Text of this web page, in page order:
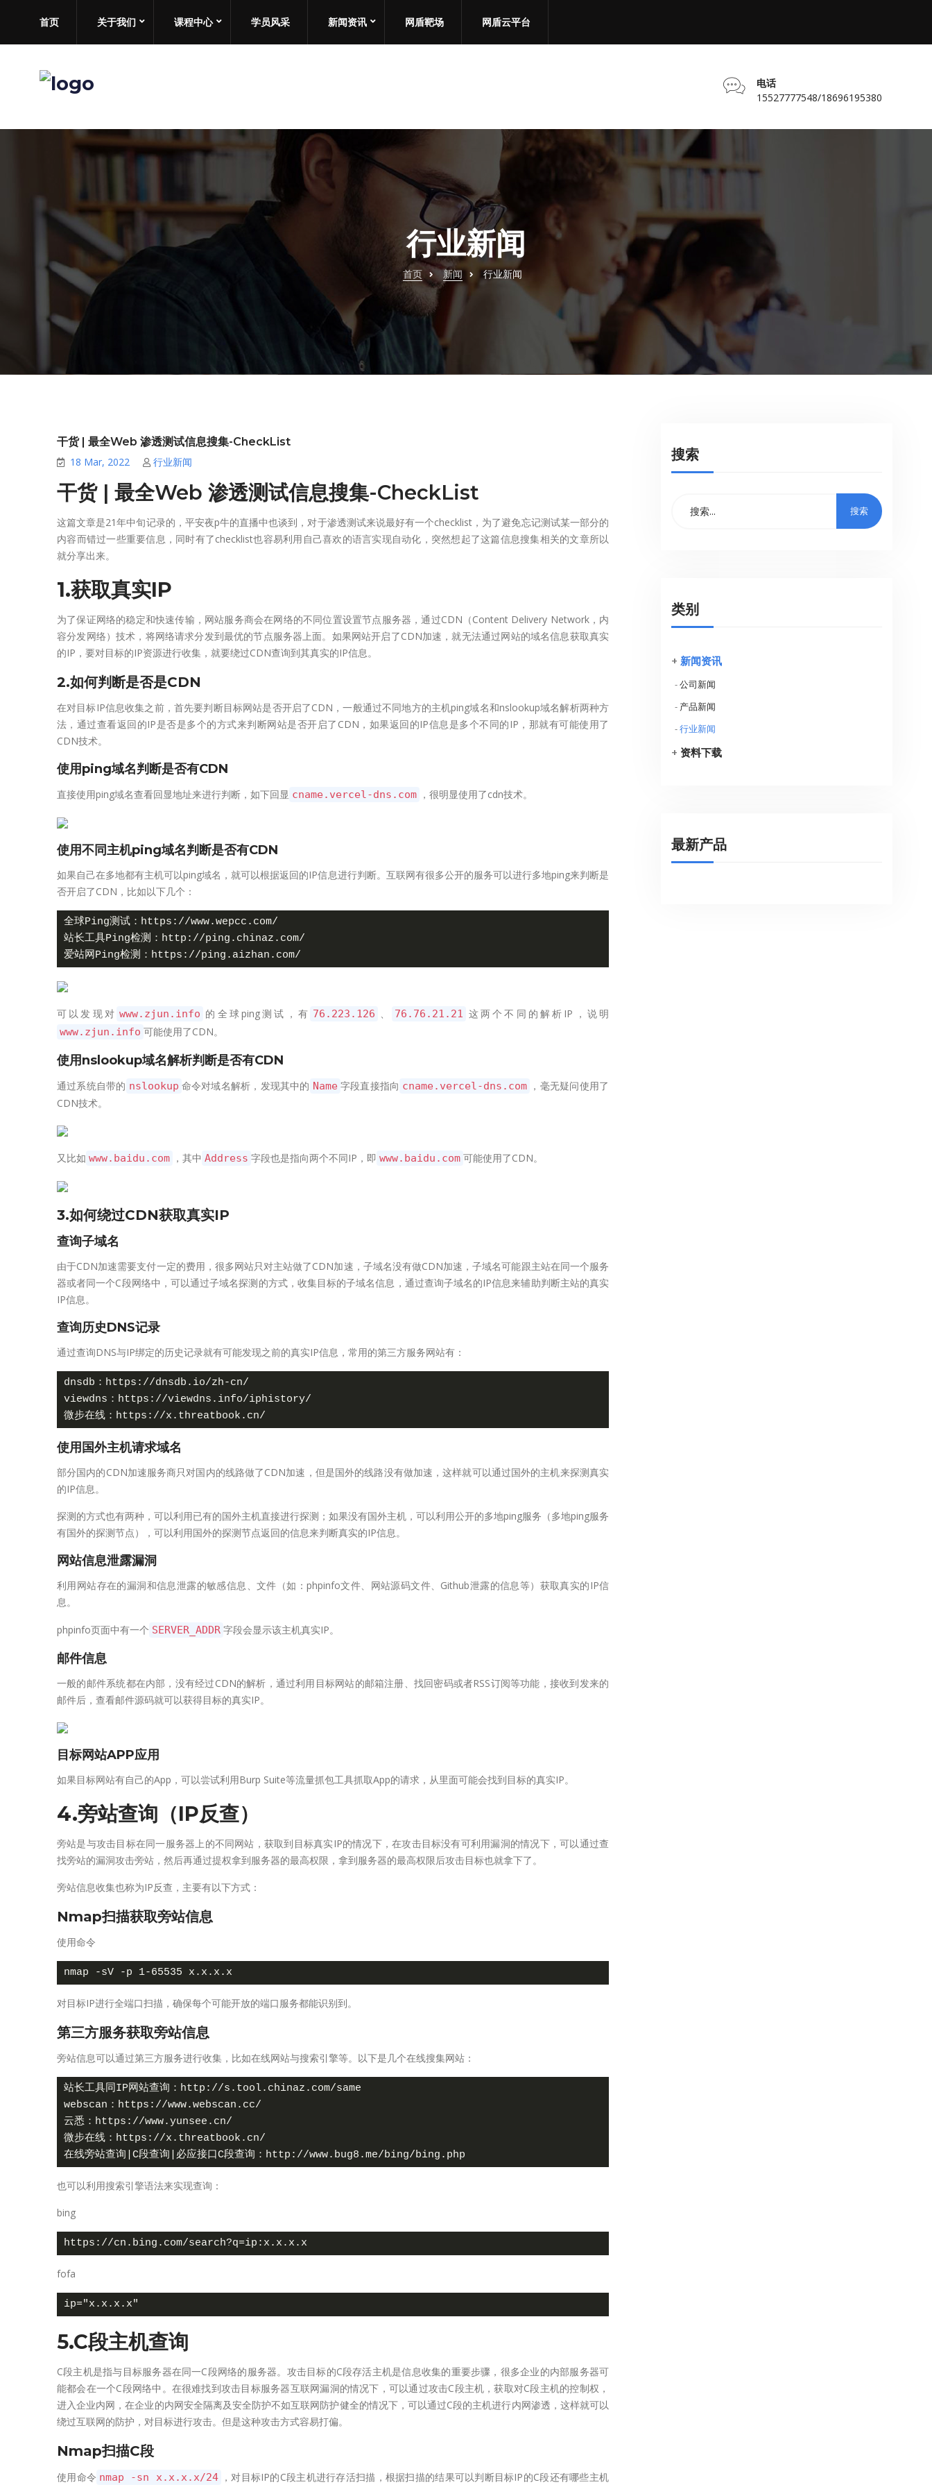
首页 关于我们 课程中心 学员风采 新闻资讯 网盾靶场 网盾云平台
电话
15527777548/18696195380
行业新闻
首页 新闻 行业新闻
干货 | 最全Web 渗透测试信息搜集-CheckList
18 Mar, 2022
行业新闻
干货 | 最全Web 渗透测试信息搜集-CheckList
这篇文章是21年中旬记录的，平安夜p牛的直播中也谈到，对于渗透测试来说最好有一个checklist，为了避免忘记测试某一部分的
内容而错过一些重要信息，同时有了checklist也容易利用自己喜欢的语言实现自动化，突然想起了这篇信息搜集相关的文章所以
就分享出来。
1.获取真实IP
为了保证网络的稳定和快速传输，网站服务商会在网络的不同位置设置节点服务器，通过CDN（Content Delivery Network，内
容分发网络）技术，将网络请求分发到最优的节点服务器上面。如果网站开启了CDN加速，就无法通过网站的域名信息获取真实
的IP，要对目标的IP资源进行收集，就要绕过CDN查询到其真实的IP信息。
2.如何判断是否是CDN
在对目标IP信息收集之前，首先要判断目标网站是否开启了CDN，一般通过不同地方的主机ping域名和nslookup域名解析两种方
法，通过查看返回的IP是否是多个的方式来判断网站是否开启了CDN，如果返回的IP信息是多个不同的IP，那就有可能使用了
CDN技术。
使用ping域名判断是否有CDN
直接使用ping域名查看回显地址来进行判断，如下回显 cname.vercel-dns.com ，很明显使用了cdn技术。
使用不同主机ping域名判断是否有CDN
如果自己在多地都有主机可以ping域名，就可以根据返回的IP信息进行判断。互联网有很多公开的服务可以进行多地ping来判断是
否开启了CDN，比如以下几个：
全球Ping测试：https://www.wepcc.com/
站长工具Ping检测：http://ping.chinaz.com/
可以发现对 www.zjun.info 的全球ping测试，有 76.223.126 、 76.76.21.21 这两个不同的解析IP，说明
www.zjun.info 可能使用了CDN。
使用nslookup域名解析判断是否有CDN
通过系统自带的 nslookup 命令对域名解析，发现其中的 Name 字段直接指向 cname.vercel-dns.com ，毫无疑问使用了
CDN技术。
又比如 www.baidu.com ，其中 Address 字段也是指向两个不同IP，即 www.baidu.com 可能使用了CDN。
3.如何绕过CDN获取真实IP
查询子域名
由于CDN加速需要支付一定的费用，很多网站只对主站做了CDN加速，子域名没有做CDN加速，子域名可能跟主站在同一个服务
器或者同一个C段网络中，可以通过子域名探测的方式，收集目标的子域名信息，通过查询子域名的IP信息来辅助判断主站的真实
IP信息。
查询历史DNS记录
通过查询DNS与IP绑定的历史记录就有可能发现之前的真实IP信息，常用的第三方服务网站有：
dnsdb：https://dnsdb.io/zh-cn/
viewdns：https://viewdns.info/iphistory/
使用国外主机请求域名
部分国内的CDN加速服务商只对国内的线路做了CDN加速，但是国外的线路没有做加速，这样就可以通过国外的主机来探测真实
的IP信息。
探测的方式也有两种，可以利用已有的国外主机直接进行探测；如果没有国外主机，可以利用公开的多地ping服务（多地ping服务
有国外的探测节点），可以利用国外的探测节点返回的信息来判断真实的IP信息。
网站信息泄露漏洞
利用网站存在的漏洞和信息泄露的敏感信息、文件（如：phpinfo文件、网站源码文件、Github泄露的信息等）获取真实的IP信
息。
phpinfo页面中有一个 SERVER_ADDR 字段会显示该主机真实IP。
邮件信息
一般的邮件系统都在内部，没有经过CDN的解析，通过利用目标网站的邮箱注册、找回密码或者RSS订阅等功能，接收到发来的
邮件后，查看邮件源码就可以获得目标的真实IP。
目标网站APP应用
如果目标网站有自己的App，可以尝试利用Burp Suite等流量抓包工具抓取App的请求，从里面可能会找到目标的真实IP。
4.旁站查询（IP反查）
旁站是与攻击目标在同一服务器上的不同网站，获取到目标真实IP的情况下，在攻击目标没有可利用漏洞的情况下，可以通过查
找旁站的漏洞攻击旁站，然后再通过提权拿到服务器的最高权限，拿到服务器的最高权限后攻击目标也就拿下了。
旁站信息收集也称为IP反查，主要有以下方式：
Nmap扫描获取旁站信息
使用命令
对目标IP进行全端口扫描，确保每个可能开放的端口服务都能识别到。
第三方服务获取旁站信息
旁站信息可以通过第三方服务进行收集，比如在线网站与搜索引擎等。以下是几个在线搜集网站：
站长工具同IP网站查询：http://s.tool.chinaz.com/same
webscan：https://www.webscan.cc/
云悉：https://www.yunsee.cn/
微步在线：https://x.threatbook.cn/
也可以利用搜索引擎语法来实现查询：
bing
fofa
5.C段主机查询
C段主机是指与目标服务器在同一C段网络的服务器。攻击目标的C段存活主机是信息收集的重要步骤，很多企业的内部服务器可
能都会在一个C段网络中。在很难找到攻击目标服务器互联网漏洞的情况下，可以通过攻击C段主机，获取对C段主机的控制权，
进入企业内网，在企业的内网安全隔离及安全防护不如互联网防护健全的情况下，可以通过C段的主机进行内网渗透，这样就可以
绕过互联网的防护，对目标进行攻击。但是这种攻击方式容易打偏。
Nmap扫描C段
使用命令 nmap -sn x.x.x.x/24 ，对目标IP的C段主机进行存活扫描，根据扫描的结果可以判断目标IP的C段还有哪些主机
搜索
类别
+ 新闻资讯
-公司新闻
- 产品新闻
-行业新闻
+ 资料下载
最新产品